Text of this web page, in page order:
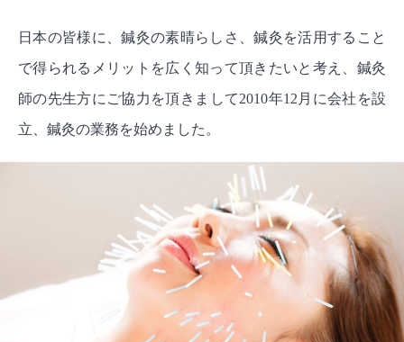
日本の皆様に、鍼灸の素晴らしさ、鍼灸を活用すること
で得られるメリットを広く知って頂きたいと考え、鍼灸
師の先生方にご協力を頂きまして2010年12月に会社を設
立、鍼灸の業務を始めました。